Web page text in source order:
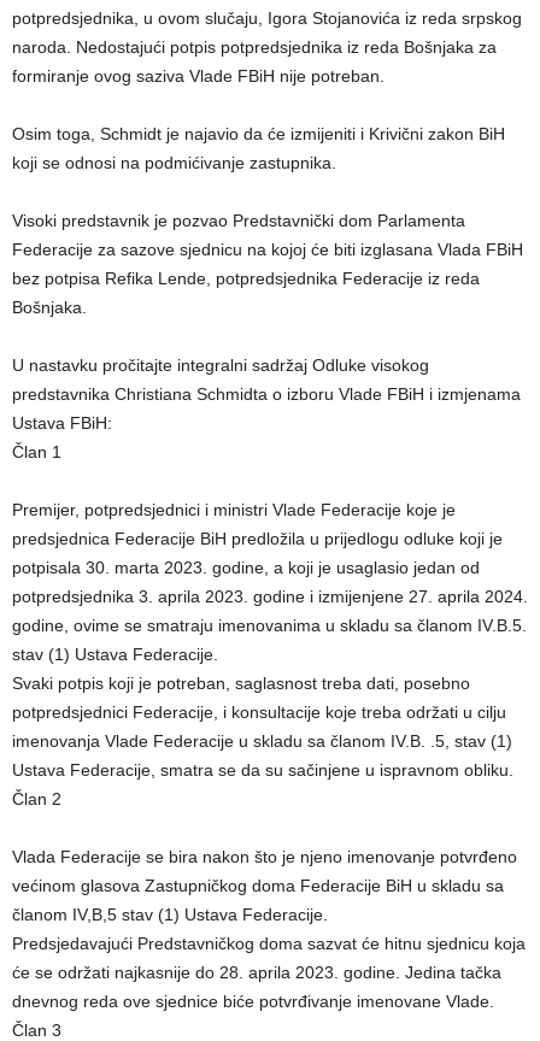
potpredsjednika, u ovom slučaju, Igora Stojanovića iz reda srpskog
naroda. Nedostajući potpis potpredsjednika iz reda Bošnjaka za
formiranje ovog saziva Vlade FBiH nije potreban.
Osim toga, Schmidt je najavio da će izmijeniti i Krivični zakon BiH
koji se odnosi na podmićivanje zastupnika.
Visoki predstavnik je pozvao Predstavnički dom Parlamenta
Federacije za sazove sjednicu na kojoj će biti izglasana Vlada FBiH
bez potpisa Refika Lende, potpredsjednika Federacije iz reda
Bošnjaka.
U nastavku pročitajte integralni sadržaj Odluke visokog
predstavnika Christiana Schmidta o izboru Vlade FBiH i izmjenama
Ustava FBiH:
Član 1
Premijer, potpredsjednici i ministri Vlade Federacije koje je
predsjednica Federacije BiH predložila u prijedlogu odluke koji je
potpisala 30. marta 2023. godine, a koji je usaglasio jedan od
potpredsjednika 3. aprila 2023. godine i izmijenjene 27. aprila 2024.
godine, ovime se smatraju imenovanima u skladu sa članom IV.B.5.
stav (1) Ustava Federacije.
Svaki potpis koji je potreban, saglasnost treba dati, posebno
potpredsjednici Federacije, i konsultacije koje treba održati u cilju
imenovanja Vlade Federacije u skladu sa članom IV.B. .5, stav (1)
Ustava Federacije, smatra se da su sačinjene u ispravnom obliku.
Član 2
Vlada Federacije se bira nakon što je njeno imenovanje potvrđeno
većinom glasova Zastupničkog doma Federacije BiH u skladu sa
članom IV,B,5 stav (1) Ustava Federacije.
Predsjedavajući Predstavničkog doma sazvat će hitnu sjednicu koja
će se održati najkasnije do 28. aprila 2023. godine. Jedina tačka
dnevnog reda ove sjednice biće potvrđivanje imenovane Vlade.
Član 3